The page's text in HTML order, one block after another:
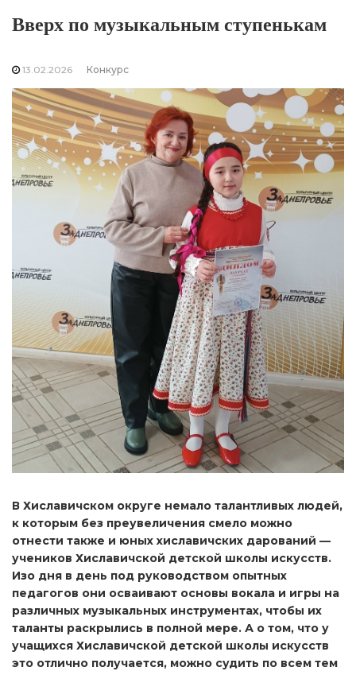
Вверх по музыкальным ступенькам
13.02.2026 Конкурс
В Хиславичском округе немало талантливых людей,
к которым без преувеличения смело можно
отнести также и юных хиславичских дарований —
учеников Хиславичской детской школы искусств.
Изо дня в день под руководством опытных
педагогов они осваивают основы вокала и игры на
различных музыкальных инструментах, чтобы их
таланты раскрылись в полной мере. А о том, что у
учащихся Хиславичской детской школы искусств
это отлично получается, можно судить по всем тем